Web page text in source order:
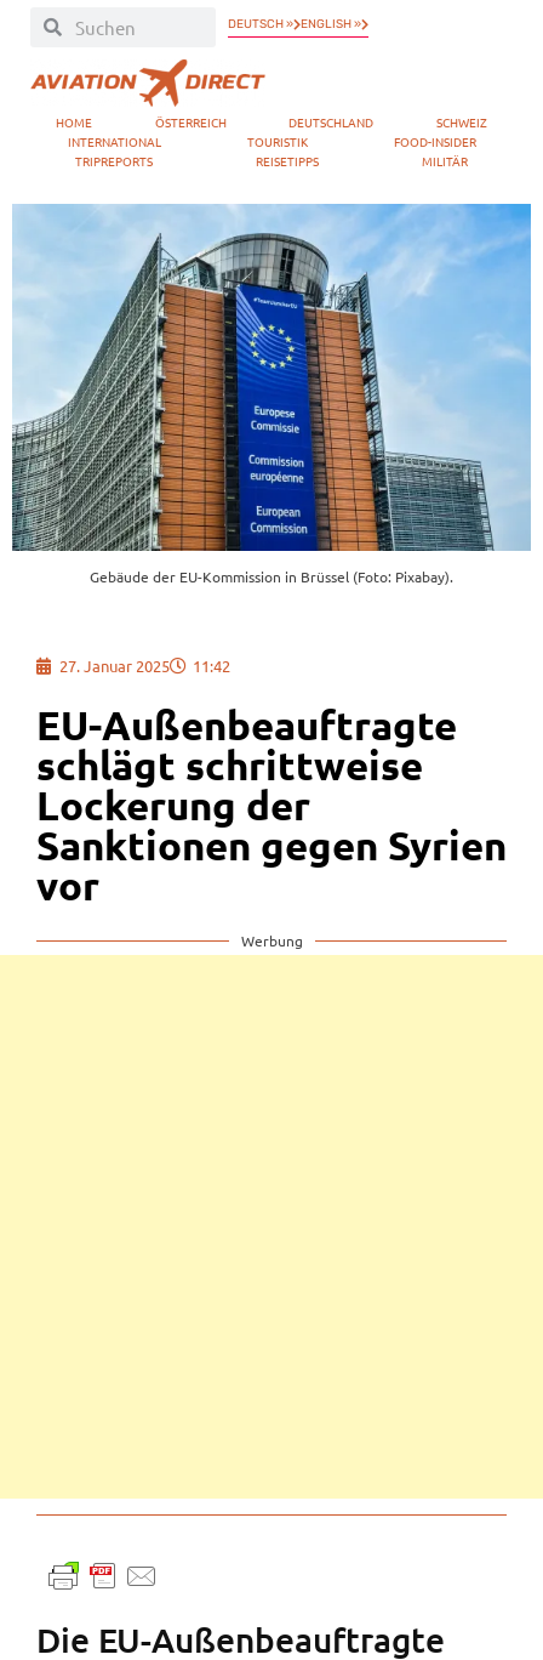
DEUTSCH » ENGLISH »
HOME ÖSTERREICH DEUTSCHLAND
SCHWEIZ
INTERNATIONAL
TOURISTIK
FOOD-INSIDER
TRIPREPORTS
REISETIPPS MILITÄR
Gebäude der EU-Kommission in Brüssel (Foto: Pixabay).
27. Januar 2025 11:42
EU-Außenbeauftragte
schlägt schrittweise
Lockerung der
Sanktionen gegen Syrien
vor
Werbung
Die EU-Außenbeauftragte